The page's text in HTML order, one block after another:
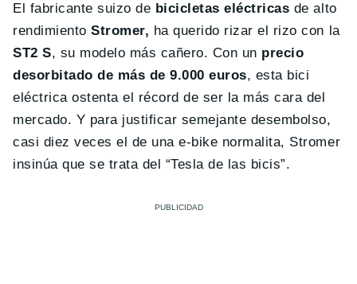
El fabricante suizo de bicicletas eléctricas de alto
rendimiento Stromer, ha querido rizar el rizo con la
ST2 S, su modelo más cañero. Con un precio
desorbitado de más de 9.000 euros, esta bici
eléctrica ostenta el récord de ser la más cara del
mercado. Y para justificar semejante desembolso,
casi diez veces el de una e-bike normalita, Stromer
insinúa que se trata del “Tesla de las bicis”.